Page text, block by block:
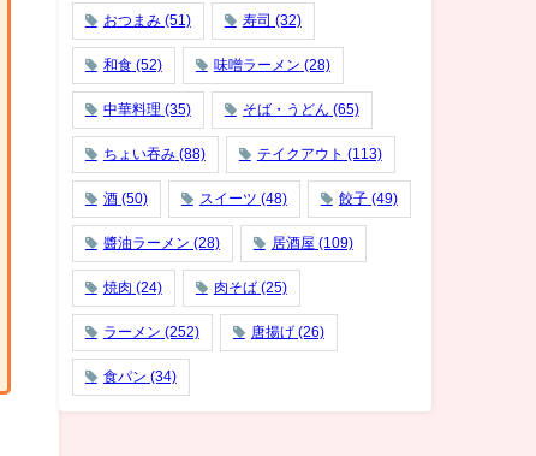
おつまみ(51) 寿司 (32)
和食(52) 味噌ラーメン (28)
中華料理 (35) そば・うどん (65)
ちょい吞み(88) テイクアウト (113)
酒 (50) スイーツ (48) 餃子(49)
醬油ラーメン (28) 居酒屋 (109)
焼肉 (24) 肉そば (25)
ラーメン (252) 唐揚げ (26)
食パン (34)